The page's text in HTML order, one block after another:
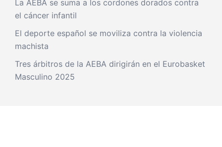
La AEBA se suma a los cordones dorados contra
el cáncer infantil
El deporte español se moviliza contra la violencia
machista
Tres árbitros de la AEBA dirigirán en el Eurobasket
Masculino 2025